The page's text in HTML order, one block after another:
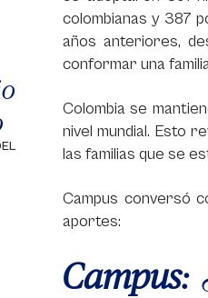
colombianas y 387
años anteriores,
conformar una
Colombia se
nivel mundial. Esto
las familias que se
Campus conversó
aportes:
Campus: